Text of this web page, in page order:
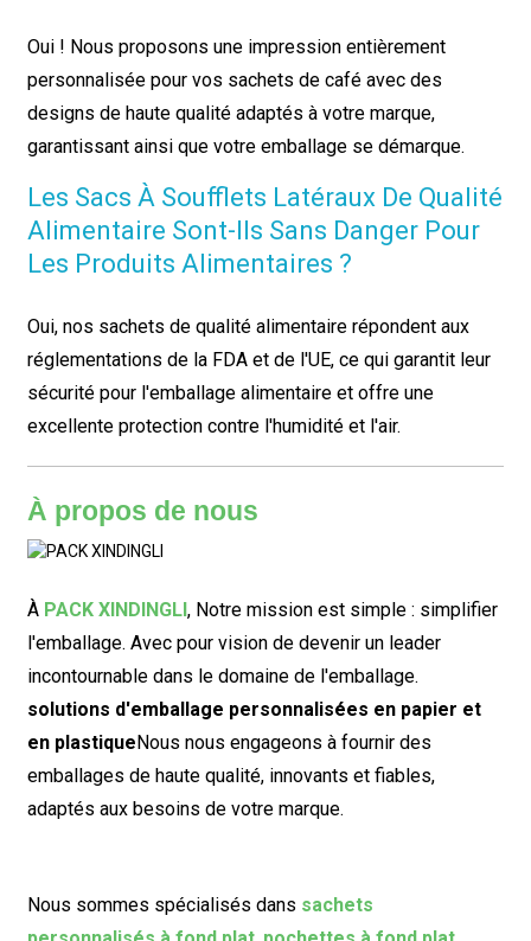
Oui ! Nous proposons une impression entièrement
personnalisée pour vos sachets de café avec des
designs de haute qualité adaptés à votre marque,
garantissant ainsi que votre emballage se démarque.
Les Sacs À Soufflets Latéraux De Qualité
Alimentaire Sont-Ils Sans Danger Pour
Les Produits Alimentaires ?
Oui, nos sachets de qualité alimentaire répondent aux
réglementations de la FDA et de l'UE, ce qui garantit leur
sécurité pour l'emballage alimentaire et offre une
excellente protection contre l'humidité et l'air.
À propos de nous
À PACK XINDINGLI, Notre mission est simple : simplifier
l'emballage. Avec pour vision de devenir un leader
incontournable dans le domaine de l'emballage.
solutions d'emballage personnalisées en papier et
en plastiqueNous nous engageons à fournir des
emballages de haute qualité, innovants et fiables,
adaptés aux besoins de votre marque.
Nous sommes spécialisés dans sachets